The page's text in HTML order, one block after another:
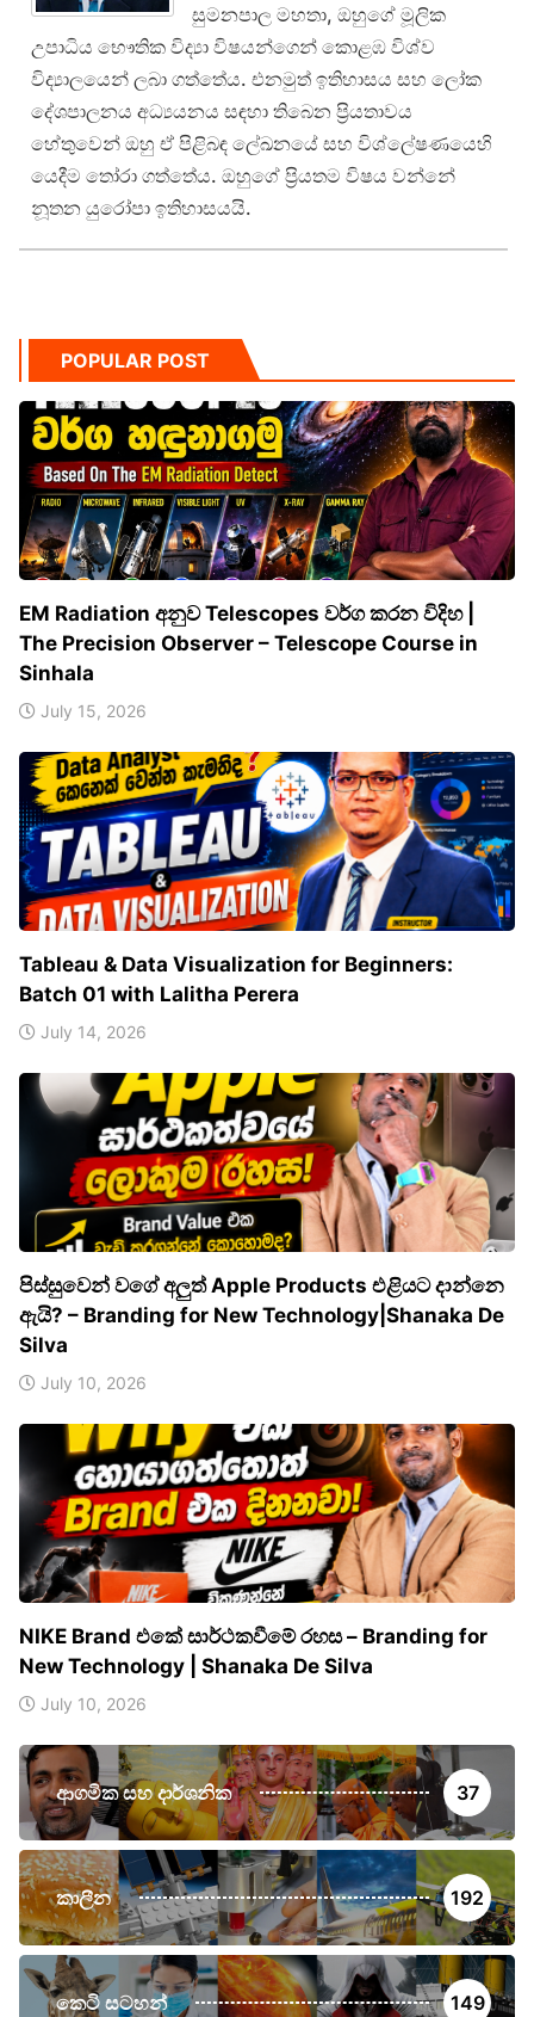
සුමනපාල මහතා, ඔහුගේ මූලික
උපාධිය භෞතික විද්‍යා විෂයන්ගෙන් කොළඹ විශ්ව
විද්‍යාලයෙන් ලබා ගත්තේය. එනමුත් ඉතිහාසය සහ ලෝක
දේශපාලනය අධ්‍යයනය සඳහා තිබෙන ප්‍රියතාවය
හේතුවෙන් ඔහු ඒ පිළිබඳ ලේඛනයේ සහ විශ්ලේෂණයෙහි
යෙදීම තෝරා ගත්තේය. ඔහුගේ ප්‍රියතම විෂය වන්නේ
නූතන යුරෝපා ඉතිහාසයයි.
POPULAR POST
EM Radiation අනුව Telescopes වර්ග කරන විදිහ |
The Precision Observer – Telescope Course in
Sinhala
July 15, 2026
Tableau & Data Visualization for Beginners:
Batch 01 with Lalitha Perera
July 14, 2026
පිස්සුවෙන් වගේ අලුත් Apple Products එළියට දාන්නෙ
ඇයි? – Branding for New Technology|Shanaka De
Silva
July 10, 2026
NIKE Brand එකේ සාර්ථකවීමේ රහස – Branding for
New Technology | Shanaka De Silva
July 10, 2026
ආගමික සහ දාර්ශනික 37
කාලීන 192
කෙටි සටහන් 149